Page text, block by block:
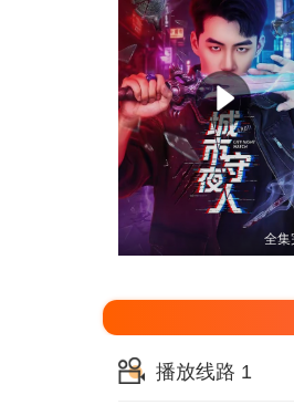
全集
播放线路 1